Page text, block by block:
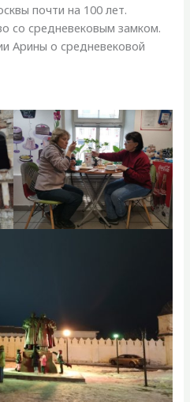
почти на 100 лет.
со средневековым замком.
Арины о средневековой